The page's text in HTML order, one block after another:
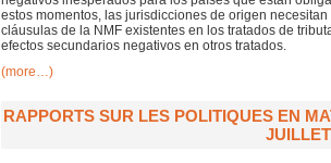
estos momentos, las jurisdicciones de origen
cláusulas de la NMF existentes en los tratados de
efectos secundarios negativos en otros tratados.
(more…)
RAPPORTS SUR LES POLITIQUES EN